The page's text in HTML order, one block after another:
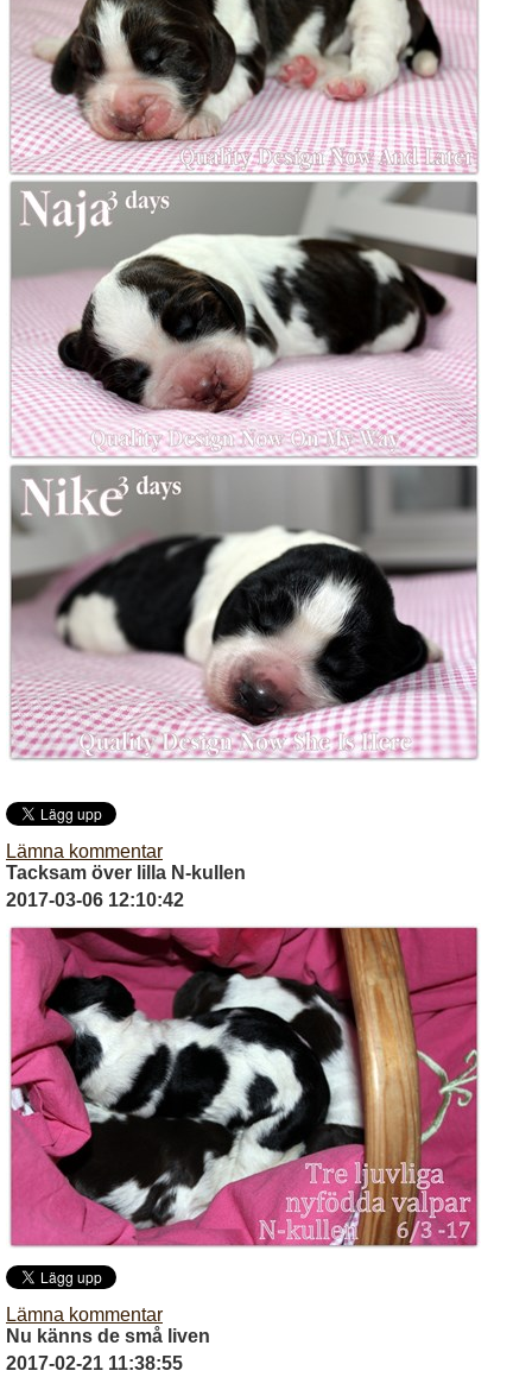
Lämna kommentar
Tacksam över lilla N-kullen
2017-03-06 12:10:42
Lämna kommentar
Nu känns de små liven
2017-02-21 11:38:55